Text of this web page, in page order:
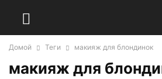
Домой Теги макияж для блондинок
макияж для